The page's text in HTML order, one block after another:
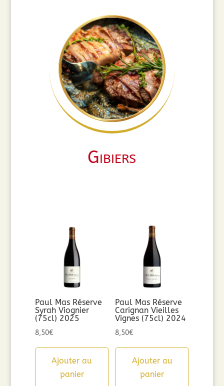
Gibiers
Paul Mas Réserve
Syrah Viognier
(75cl) 2025
8,50€
Ajouter au
panier
Paul Mas Réserve
Carignan Vieilles
Vignes (75cl) 2024
8,50€
Ajouter au
panier